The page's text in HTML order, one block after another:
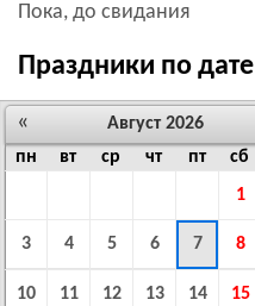
пока, до свидания
Праздники по дате
«
Август 2026
пн
вт ср чт пт сб
1
3 4 5 6 7 8
10 11 12 13 14 15